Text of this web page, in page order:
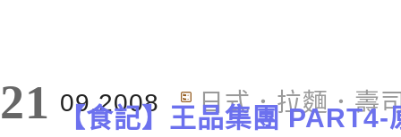
21 09.2008 日式．拉麵．壽
【食記】王品集團 PART4-